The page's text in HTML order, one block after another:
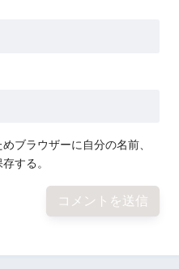
ブラウザーに自分の名前、
する。